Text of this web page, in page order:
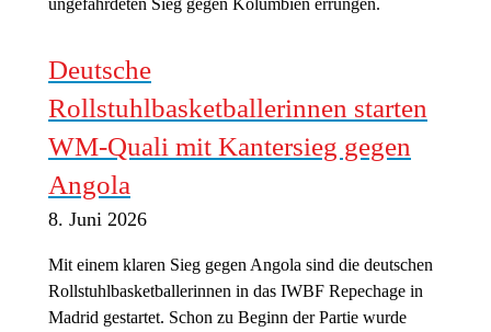
Deutsche
Rollstuhlbasketballerinnen starten
WM-Quali mit Kantersieg gegen
Angola
8. Juni 2026
Mit einem klaren Sieg gegen Angola sind die deutschen
Rollstuhlbasketballerinnen in das IWBF Repechage in
Madrid gestartet. Schon zu Beginn der Partie wurde